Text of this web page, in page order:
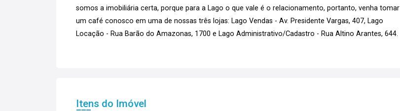
somos a imobiliária certa, porque para a Lago o que vale é o relacionamento, portanto, venha tomar
um café conosco em uma de nossas três lojas: Lago Vendas - Av. Presidente Vargas, 407, Lago
Locação - Rua Barão do Amazonas, 1700 e Lago Administrativo/Cadastro - Rua Altino Arantes, 644.
Itens do Imóvel